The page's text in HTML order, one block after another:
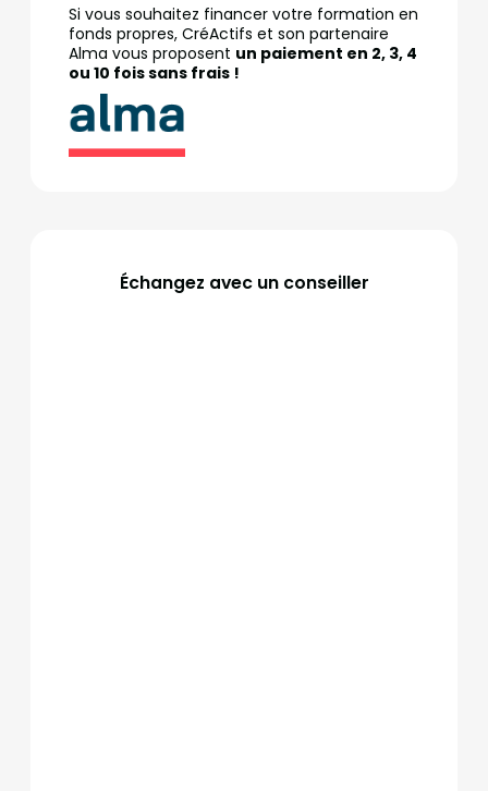
Si vous souhaitez financer votre formation en
fonds propres, CréActifs et son partenaire
Alma vous proposent un paiement en 2, 3, 4
ou 10 fois sans frais !
Échangez avec un conseiller